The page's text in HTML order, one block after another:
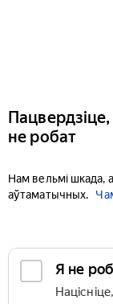
не робат
Нам вельмі шкада,
аўтаматычных.
Я не